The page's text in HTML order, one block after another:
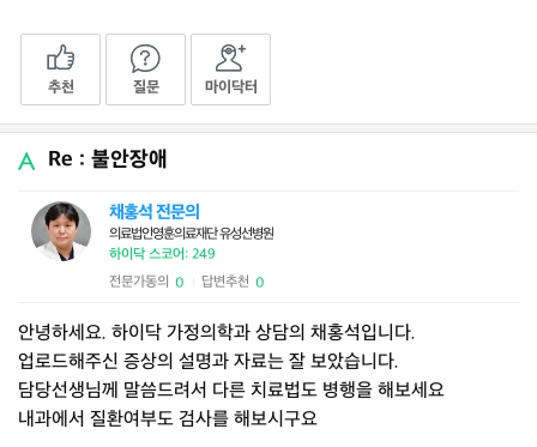
추천 질문 마이닥터
Re : 불안장애
채홍석 전문의
의료법인영훈의료재단 유성선병원
하이닥 스코어: 249
전문가동의 0 답변추천 0
안녕하세요. 하이닥 가정의학과 상담의 채홍석입니다.
업로드해주신 증상의 설명과 자료는 잘 보았습니다.
담당선생님께 말씀드려서 다른 치료법도 병행을 해보세요
내과에서 질환여부도 검사를 해보시구요